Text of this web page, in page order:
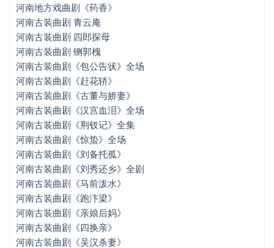
大型古装曲剧全场《严嵩要饭》05集
大型古装曲剧全场《严嵩要饭》07集
大型古装曲剧全场《严嵩要饭》10集
古装曲剧《琵琶记》全剧
河南地方戏曲剧《药香》
河南古装曲剧 青云庵
河南古装曲剧 四郎探母
河南古装曲剧 铡郭槐
河南古装曲剧《包公告状》全场
河南古装曲剧《赶花轿》
河南古装曲剧《古董与娇妻》
河南古装曲剧《汉宫血泪》全场
河南古装曲剧《荆钗记》全集
河南古装曲剧《惊蛰》全场
河南古装曲剧《刘备托孤》
河南古装曲剧《刘秀还乡》全剧
河南古装曲剧《马前泼水》
河南古装曲剧《跑汴梁》
河南古装曲剧《亲娘后妈》
河南古装曲剧《四换亲》
河南古装曲剧《吴汉杀妻》